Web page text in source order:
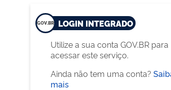
LOGIN INTEGRADO
Utilize a sua conta GOV.BR para
acessar este serviço.
Ainda não tem uma conta?
mais